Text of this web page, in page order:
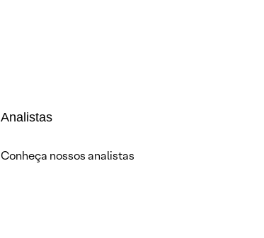
Analistas
Conheça nossos analistas